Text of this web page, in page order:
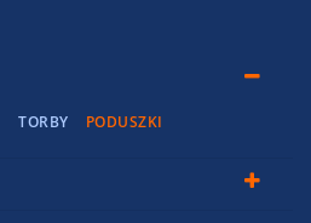
TORBY PODUSZKI